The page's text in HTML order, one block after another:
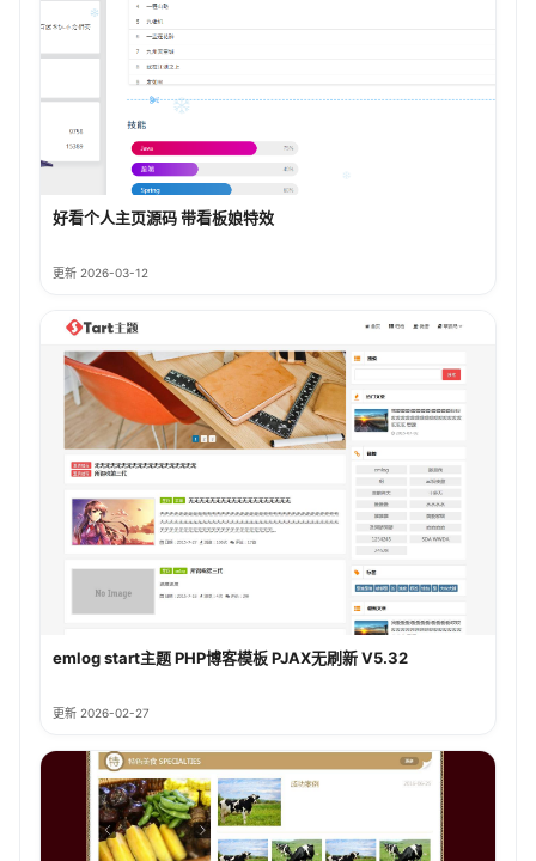
好看个人主页源码 带看板娘特效
更新 2026-03-12
emlog start主题 PHP博客模板 PJAX无刷新 V5.32
更新 2026-02-27